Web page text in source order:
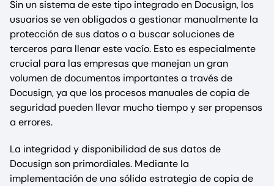
Sin un sistema de este tipo integrado en Docusign, los
usuarios se ven obligados a gestionar manualmente la
protección de sus datos o a buscar soluciones de
terceros para llenar este vacío. Esto es especialmente
crucial para las empresas que manejan un gran
volumen de documentos importantes a través de
Docusign, ya que los procesos manuales de copia de
seguridad pueden llevar mucho tiempo y ser propensos
a errores.
La integridad y disponibilidad de sus datos de
Docusign son primordiales. Mediante la
implementación de una sólida estrategia de copia de